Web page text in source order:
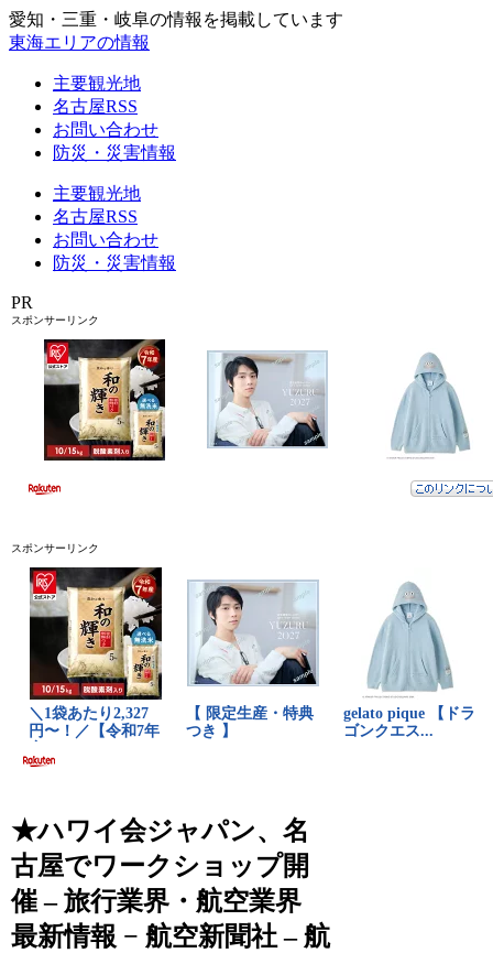
愛知・三重・岐阜の情報を掲載しています
東海エリアの情報
主要観光地
名古屋RSS
お問い合わせ
防災・災害情報
主要観光地
名古屋RSS
お問い合わせ
防災・災害情報
PR
スポンサーリンク
スポンサーリンク
★ハワイ会ジャパン、名
古屋でワークショップ開
催 – 旅行業界・航空業界
最新情報 − 航空新聞社 – 航